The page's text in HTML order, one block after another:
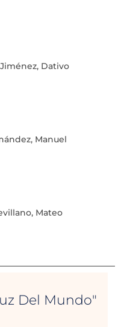
Dativo
Manuel
Mateo
Del Mundo"